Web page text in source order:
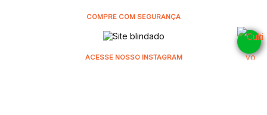
COMPRE COM SEGURANÇA
ACESSE NOSSO INSTAGRAM